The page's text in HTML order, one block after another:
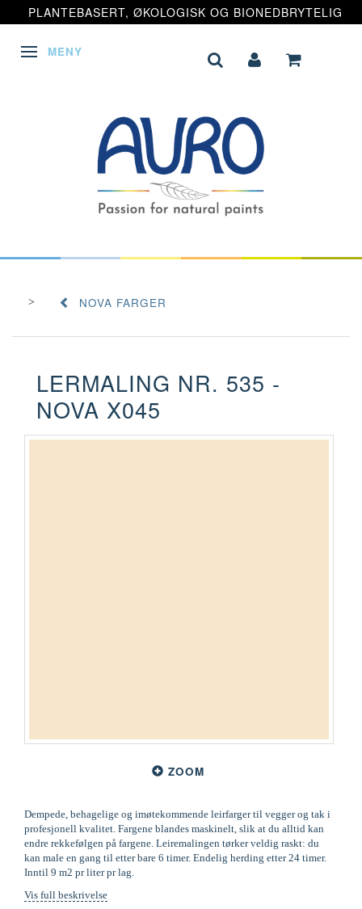
PLANTEBASERT, ØKOLOGISK OG BIONEDBRYTELIG
VEKSLE NAVIGASJON
MENY
NOVA FARGER
LERMALING NR. 535 -
NOVA X045
ZOOM
Dempede, behagelige og imøtekommende leirfarger til vegger og tak i
profesjonell kvalitet. Fargene blandes maskinelt, slik at du alltid kan
endre rekkefølgen på fargene. Leiremalingen tørker veldig raskt: du
kan male en gang til etter bare 6 timer. Endelig herding etter 24 timer.
Inntil 9 m2 pr liter pr lag.
Vis full beskrivelse